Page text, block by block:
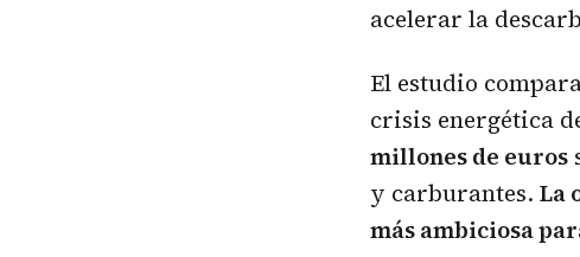
acelerar la
El estudio
crisis energética
millones de euros
y carburantes. La
más ambiciosa